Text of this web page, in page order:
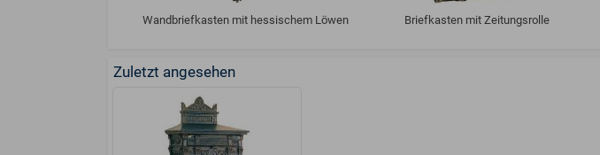
Wandbriefkasten mit hessischem Löwen Briefkasten mit Zeitungsrolle
Zuletzt angesehen